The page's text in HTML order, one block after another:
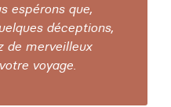
espérons que,
déceptions,
de merveilleux
voyage.